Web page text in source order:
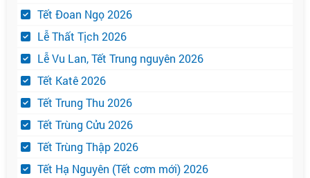
Tết Đoan Ngọ 2026
Lễ Thất Tịch 2026
Lễ Vu Lan, Tết Trung nguyên 2026
Tết Katê 2026
Tết Trung Thu 2026
Tết Trùng Cửu 2026
Tết Trùng Thập 2026
Tết Hạ Nguyên (Tết cơm mới) 2026